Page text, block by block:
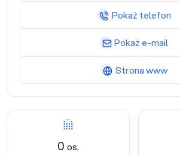
0 os.
Pokaż telefon
Pokaż e-mail
Strona www